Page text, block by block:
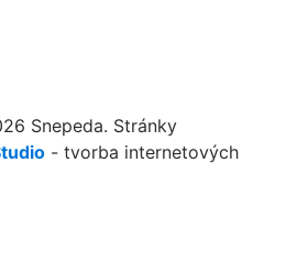
Snepeda. Stránky
- tvorba internetových